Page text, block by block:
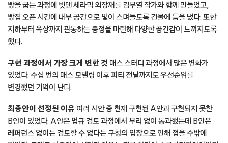
빵을 굽는 과정에 빗댄 세라믹 외장재를 김무열 작가와 함께 만들었고,
빵집 오픈 시간에 내부 공간으로 빛이 스며들도록 건물에 틈을 냈다. 또한
지하부터 옥상까지 관통하는 중정을 마련해 다양한 공간감이 느껴지도록
했다.
구현 과정에서 가장 크게 변한 것 매스 스터디 과정에서 많은 변화가
있었다. 수십 번의 매스 모델링 이후 피티 전날까지도 우선순위를
변경했던 기억이 난다.
최종안이 선정된 이유 여러 시안 중 현재 구현된 A안과 구현되지 못한
B안이 있었다. A안은 법규 검토 과정에서 무리 없이 통과했는데 B안은
레퍼런스 없이는 검토할 수 없다는 구청의 입장으로 인해 접을 수밖에